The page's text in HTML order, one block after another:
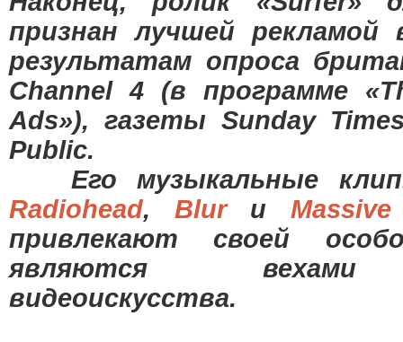
признан лучшей
результатам опроса
Channel 4 (в программе
Ads»), газеты Sunday
Public.
Его музыкальные
Radiohead, Blurи
привлекают своей
являются вехами
видеоискусства.